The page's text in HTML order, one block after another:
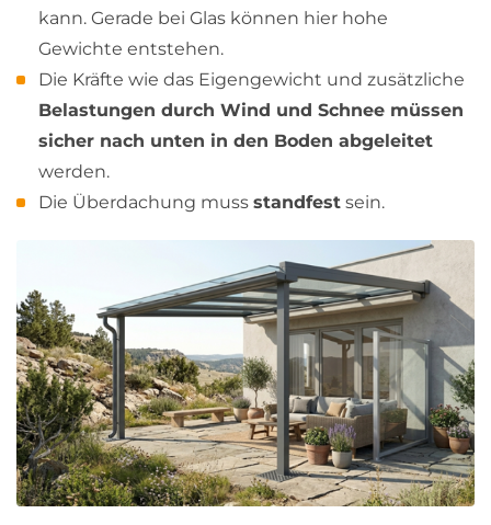
kann. Gerade bei Glas können hier hohe
Gewichte entstehen.
Die Kräfte wie das Eigengewicht und zusätzliche
Belastungen durch Wind und Schnee müssen
sicher nach unten in den Boden abgeleitet
werden.
Die Überdachung muss standfest sein.